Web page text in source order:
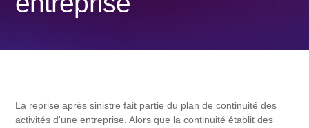
La reprise après sinistre fait partie du plan de continuité des
activités d'une entreprise. Alors que la continuité établit des